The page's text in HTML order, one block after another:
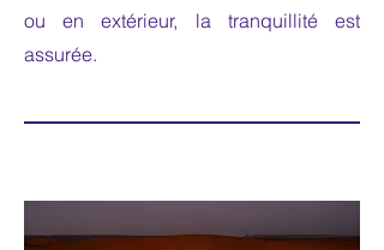
ou en extérieur, la tranquillité est
assurée.